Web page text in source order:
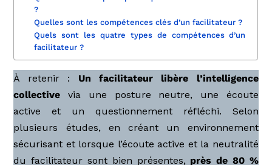
?
Quelles sont les compétences clés d’un facilitateur ?
Quels sont les quatre types de compétences d’un
facilitateur ?
À retenir : Un facilitateur libère l’intelligence
collective via une posture neutre, une écoute
active et un questionnement réfléchi. Selon
plusieurs études, en créant un environnement
sécurisant et lorsque l’écoute active et la neutralité
du facilitateur sont bien présentes, près de 80 %